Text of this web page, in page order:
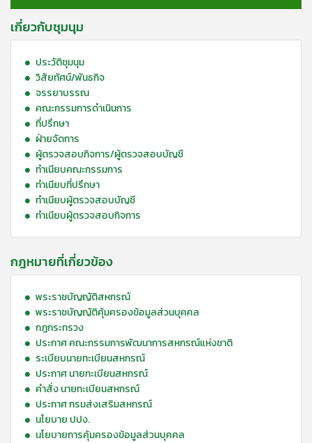
เกี่ยวกับชุมนุม
ประวัติชุมนุม
วิสัยทัศน์/พันธกิจ
จรรยาบรรณ
คณะกรรมการดำเนินการ
ที่ปรึกษา
ฝ่ายจัดการ
ผู้ตรวจสอบกิจการ/ผู้ตรวจสอบบัญชี
ทำเนียบคณะกรรมการ
ทำเนียบที่ปรึกษา
ทำเนียบผู้ตรวจสอบบัญชี
ทำเนียบผู้ตรวจสอบกิจการ
กฎหมายที่เกี่ยวข้อง
พระราชบัญญัติสหกรณ์
พระราชบัญญัติคุ้มครองข้อมูลส่วนบุคคล
กฎกระทรวง
ประกาศ คณะกรรมการพัฒนาการสหกรณ์แห่งชาติ
ระเบียบนายทะเบียนสหกรณ์
ประกาศ นายทะเบียนสหกรณ์
คำสั่ง นายทะเบียนสหกรณ์
ประกาศ กรมส่งเสริมสหกรณ์
นโยบาย ปปง.
นโยบายการคุ้มครองข้อมูลส่วนบุคคล